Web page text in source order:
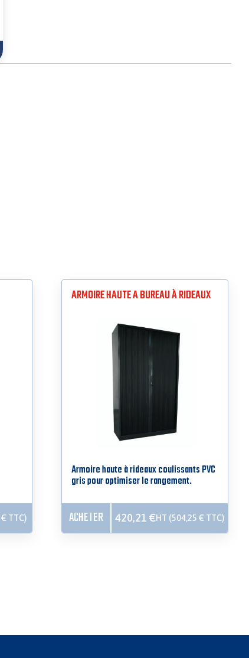
€TTC)
ARMOIRE HAUTE A BUREAU À RIDEAUX
Armoire haute à rideaux coulissants PVC
gris pour optimiser le rangement.
ACHETER 420,21 €HT (504,25 €TTC)